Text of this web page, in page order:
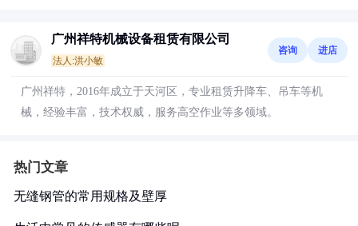
广州祥特机械设备租赁有限公司
法人:洪小敏
咨询 进店
广州祥特，2016年成立于天河区，专业租赁升降车、吊车等机
械，经验丰富，技术权威，服务高空作业等多领域。
热门文章
无缝钢管的常用规格及壁厚